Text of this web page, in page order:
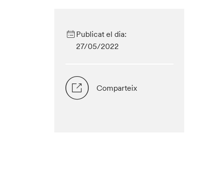
Publicat el dia:
27/05/2022
Comparteix